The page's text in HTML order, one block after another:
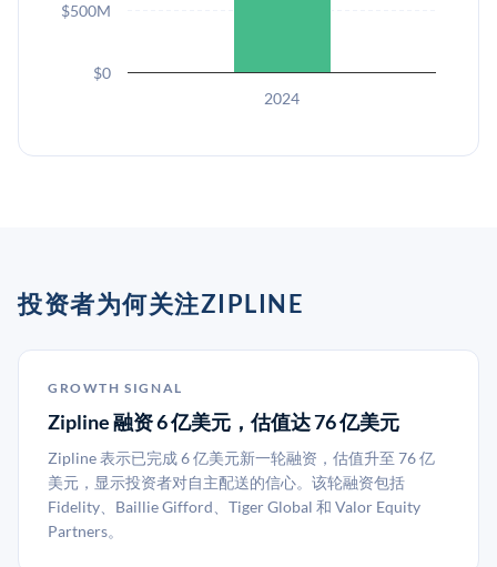
2024
$0
$500M
投资者为何关注ZIPLINE
GROWTH SIGNAL
Zipline 融资 6 亿美元，估值达 76 亿美元
Zipline 表示已完成 6 亿美元新一轮融资，估值升至 76 亿
美元，显示投资者对自主配送的信心。该轮融资包括
Fidelity、Baillie Gifford、Tiger Global 和 Valor Equity
Partners。